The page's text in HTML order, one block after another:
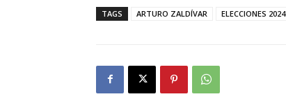
TAGS ARTURO ZALDÍVAR ELECCIONES 2024